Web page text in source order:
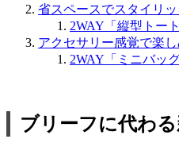
省スペースでスタイリッ
2WAY「縦型トー
アクセサリー感覚で楽し
2WAY「ミニバッ
ブリーフに代わる